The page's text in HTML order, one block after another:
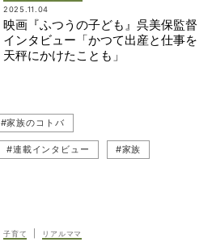
2025.11.04
映画『ふつうの子ども』呉美保監督
インタビュー「かつて出産と仕事を
天秤にかけたことも」
#家族のコトバ
#連載インタビュー #家族
子育て
リアルママ